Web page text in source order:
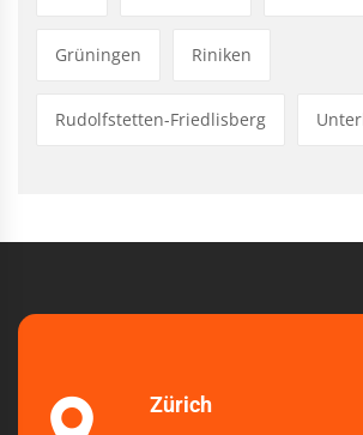
Grüningen Riniken
Rudolfstetten-Friedlisberg
Zürich